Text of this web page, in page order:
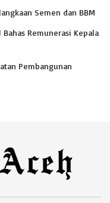
Semen dan BBM
Bahas Remunerasi Kepala
Pembangunan